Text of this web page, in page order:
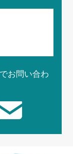
お問い合わ